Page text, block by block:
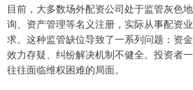
目前，大多数场外配资公司处于监管灰色
询、资产管理等名义注册，实际从事配资
求。这种监管缺位导致了一系列问题：资
效力存疑、纠纷解决机制不健全。投资者
往往面临维权困难的局面。